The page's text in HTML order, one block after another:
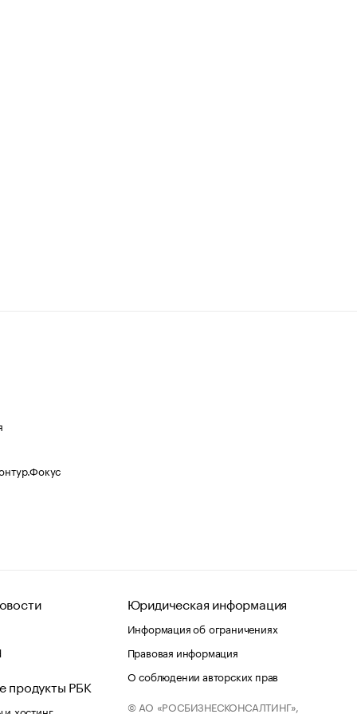
продукты РБК
хостинг
Юридическая информация
Информация об ограничениях
Правовая информация
О соблюдении авторских прав
© АО «РОСБИЗНЕСКОНСАЛТИНГ»,